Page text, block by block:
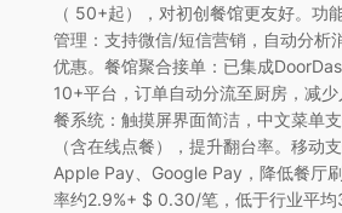
（ 50+起），对初创餐馆更友好。功
管理：支持微信/短信营销，自动分析
优惠。餐馆聚合接单：已集成
10+平台，订单自动分流至厨房，减
餐系统：触摸屏界面简洁，中文菜单
（含在线点餐），提升翻台率。移动
Apple Pay、Google Pay，降低餐厅
率约2.9%+ $ 0.30/笔，低于行业平均